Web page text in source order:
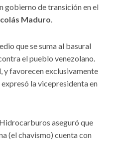
gobierno de transición en el
Maduro.
que se suma al basural
el pueblo venezolano.
y favorecen exclusivamente
la vicepresidenta en
aseguró que
(el chavismo) cuenta con